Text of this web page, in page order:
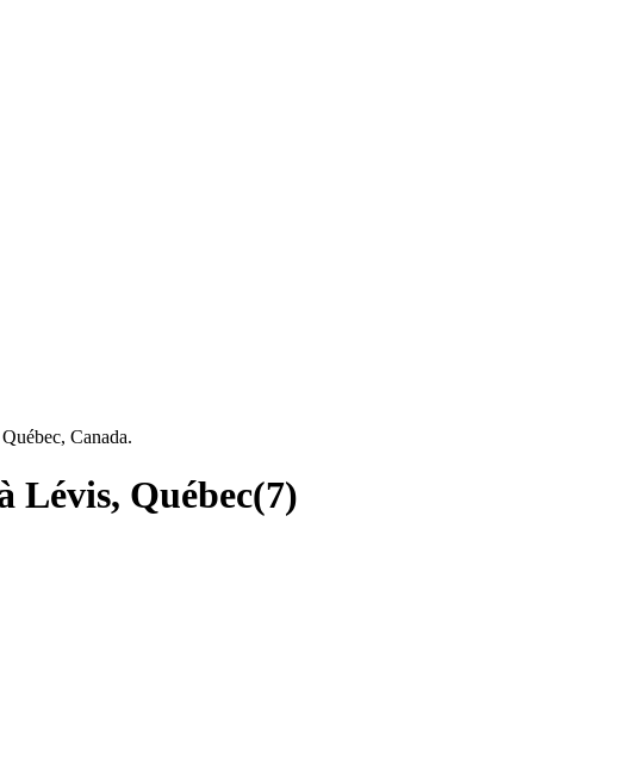
Canada.
Lévis, Québec(7)